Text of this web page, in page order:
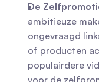
De
ambitieuze
ongevraagd
of producten
populairdere
voor de